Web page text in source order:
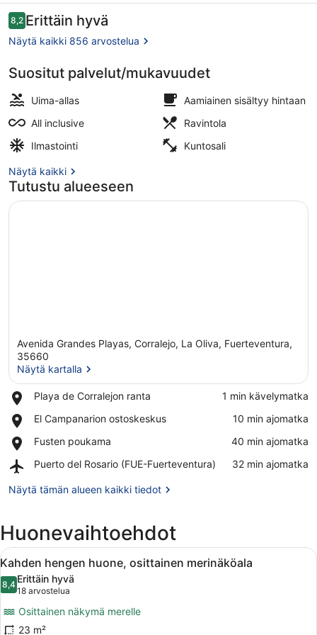
All
Inclusive
2 ulkouima-allasta, aurinkovarjoja,
Arvostelut
8,28,2 kautta 10.
Erittäin hyvä
Näytä kaikki 856 arvostelua
Suositut palvelut/mukavuudet
Uima-allas
Aamiainen sisältyy hintaan
All inclusive
Ravintola
Ilmastointi
Kuntosali
Näytä kaikki
Tutustu alueeseen
Avenida Grandes Playas, Corralejo, La Oliva, Fuerteventura,
35660
Näytä kartalla
Playa de Corralejon ranta
Place,
de
ranta
‪1 min kävelymatka‬
El Campanarion ostoskeskus
Place,
Campanarion
‪10 min ajomatka‬
Fusten poukama
Place,
poukama
‪40 min ajomatka‬
Puerto del Rosario (FUE-Fuerteventura)
Airport,
del
Fuerteventura)
‪32 min ajomatka‬
Näytä tämän alueen kaikki tiedot
Huonevaihtoehdot
Avaa
kaikki
huonetyypin
Kahden
hengen
Hotellihuone, jossa on kaksi
1
Kahden hengen huone, osittainen merinäköala
8,48,4 kautta 10
Erittäin hyvä
18 arvostelua
(18
arvostelua)
Osittainen näkymä merelle
23 m²